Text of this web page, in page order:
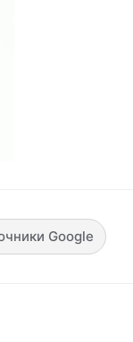
Google